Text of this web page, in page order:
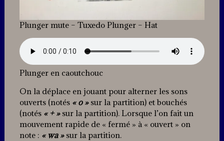
Plunger mute – Tuxedo Plunger – Hat
Plunger en caoutchouc
On la déplace en jouant pour alterner les sons
ouverts (notés « o »sur la partition) et bouchés
(notés« + » sur la partition). Lorsque l’on fait un
mouvement rapide de « fermé » à « ouvert » on
note : « wa » sur la partition.